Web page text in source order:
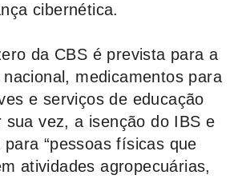
cibernética.
da CBS é prevista para a
medicamentos para
e serviços de educação
sua vez, a isenção do IBS e
“pessoas físicas que
atividades agropecuárias,